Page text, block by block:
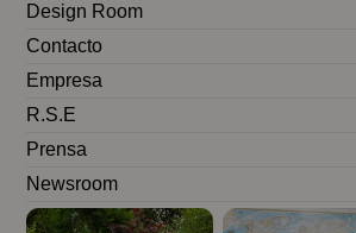
Design Room
Contacto
Empresa
R.S.E
Prensa
Newsroom